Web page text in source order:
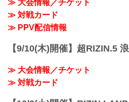
≫ 大会情報／チケット
≫ 対戦カード
≫ PPV配信情報
【9/10(木)開催】超RIZIN.5
≫ 大会情報／チケット
≫ 対戦カード